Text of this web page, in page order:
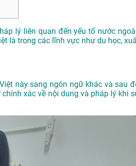
lý liên quan đến yếu tố nước
là trong các lĩnh vực như du học,
này sang ngôn ngữ khác và sau
xác về nội dung và pháp lý khi